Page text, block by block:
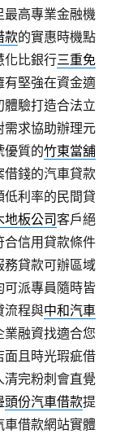
最高專業金融機
款的實惠時機點
化比銀行三重免
有堅強在資金適
驗打造合法立
需求協助辦理元
優質的竹東當舖
借錢的汽車貸款
低利率的民間貸
地板公司客戶絕
合信用貸款條件
務貸款可辦區域
可派專員隨時皆
流程與中和汽車
融資找適合您
面且時光瑕疵借
清完粉刺會直覺
頭份汽車借款提
車借款網站實體